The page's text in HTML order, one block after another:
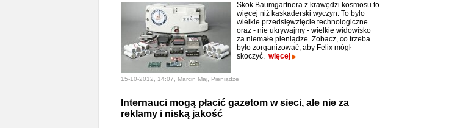
Skok Baumgartnera z krawędzi kosmosu to
więcej niż kaskaderski wyczyn. To było
wielkie przedsięwzięcie technologiczne
oraz - nie ukrywajmy - wielkie widowisko
za niemałe pieniądze. Zobacz, co trzeba
było zorganizować, aby Felix mógł
skoczyć. więcej
15-10-2012, 14:07, Marcin Maj, Pieniądze
Internauci mogą płacić gazetom w sieci, ale nie za
reklamy i niską jakość